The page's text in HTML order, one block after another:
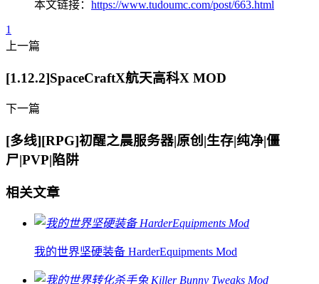
本文链接： https://www.tudoumc.com/post/663.html
1
上一篇
[1.12.2]SpaceCraftX航天高科X MOD
下一篇
[多线][RPG]初醒之晨服务器|原创|生存|纯净|僵
尸|PVP|陷阱
相关文章
我的世界坚硬装备 HarderEquipments Mod